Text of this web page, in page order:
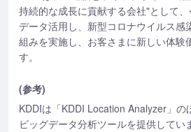
持続的な成長に貢献する会社"として
データ活用し、新型コロナウイルス感
組みを実施し、お客さまに新しい体験
す。
(参考)
KDDIは「KDDI Location Analyzer」の
ビッグデータ分析ツールを提供してい